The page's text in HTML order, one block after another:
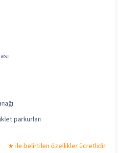
parkurları
ile belirtilen özellikler ücretlidir.